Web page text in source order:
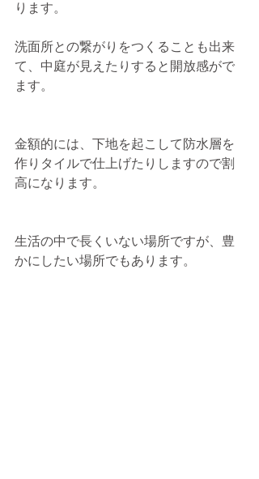
ります。
洗面所との繋がりをつくることも出来
て、中庭が見えたりすると開放感がで
ます。
金額的には、下地を起こして防水層を
作りタイルで仕上げたりしますので割
高になります。
生活の中で長くいない場所ですが、豊
かにしたい場所でもあります。